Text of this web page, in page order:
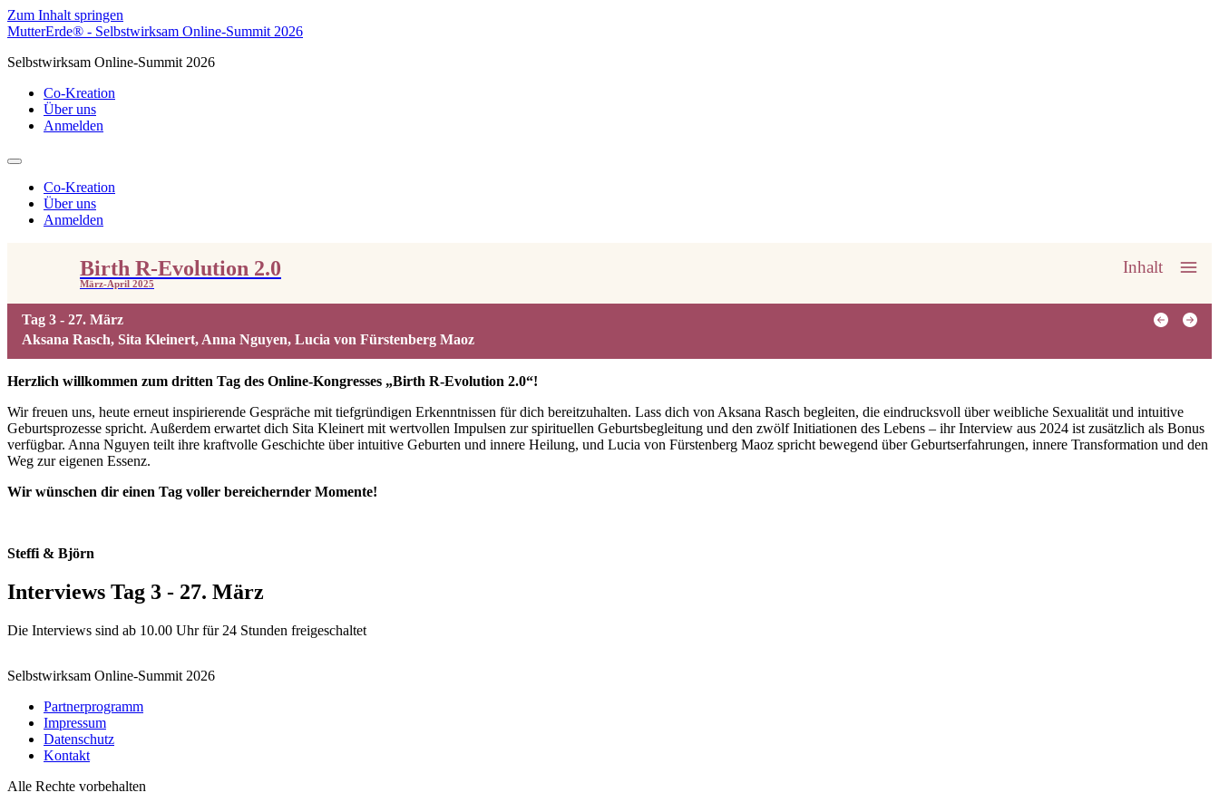
Zum Inhalt springen
MutterErde® - Selbstwirksam Online-Summit 2026
Selbstwirksam Online-Summit 2026
Co-Kreation
Über uns
Anmelden
Co-Kreation
Über uns
Anmelden
Birth R-Evolution 2.0
März-April 2025
Inhalt
Tag 3 - 27. März
Aksana Rasch, Sita Kleinert, Anna Nguyen, Lucia von Fürstenberg Maoz
Herzlich willkommen zum dritten Tag des Online-Kongresses „Birth R-Evolution 2.0“!
Wir freuen uns, heute erneut inspirierende Gespräche mit tiefgründigen Erkenntnissen für dich bereitzuhalten. Lass dich von Aksana Rasch begleiten, die eindrucksvoll über weibliche Sexualität und intuitive
Geburtsprozesse spricht. Außerdem erwartet dich Sita Kleinert mit wertvollen Impulsen zur spirituellen Geburtsbegleitung und den zwölf Initiationen des Lebens – ihr Interview aus 2024 ist zusätzlich als Bonus
verfügbar. Anna Nguyen teilt ihre kraftvolle Geschichte über intuitive Geburten und innere Heilung, und Lucia von Fürstenberg Maoz spricht bewegend über Geburtserfahrungen, innere Transformation und den
Weg zur eigenen Essenz.
Wir wünschen dir einen Tag voller bereichernder Momente!
Steffi & Björn
Interviews Tag 3 - 27. März
Die Interviews sind ab 10.00 Uhr für 24 Stunden freigeschaltet
Selbstwirksam Online-Summit 2026
Partnerprogramm
Impressum
Datenschutz
Kontakt
Alle Rechte vorbehalten